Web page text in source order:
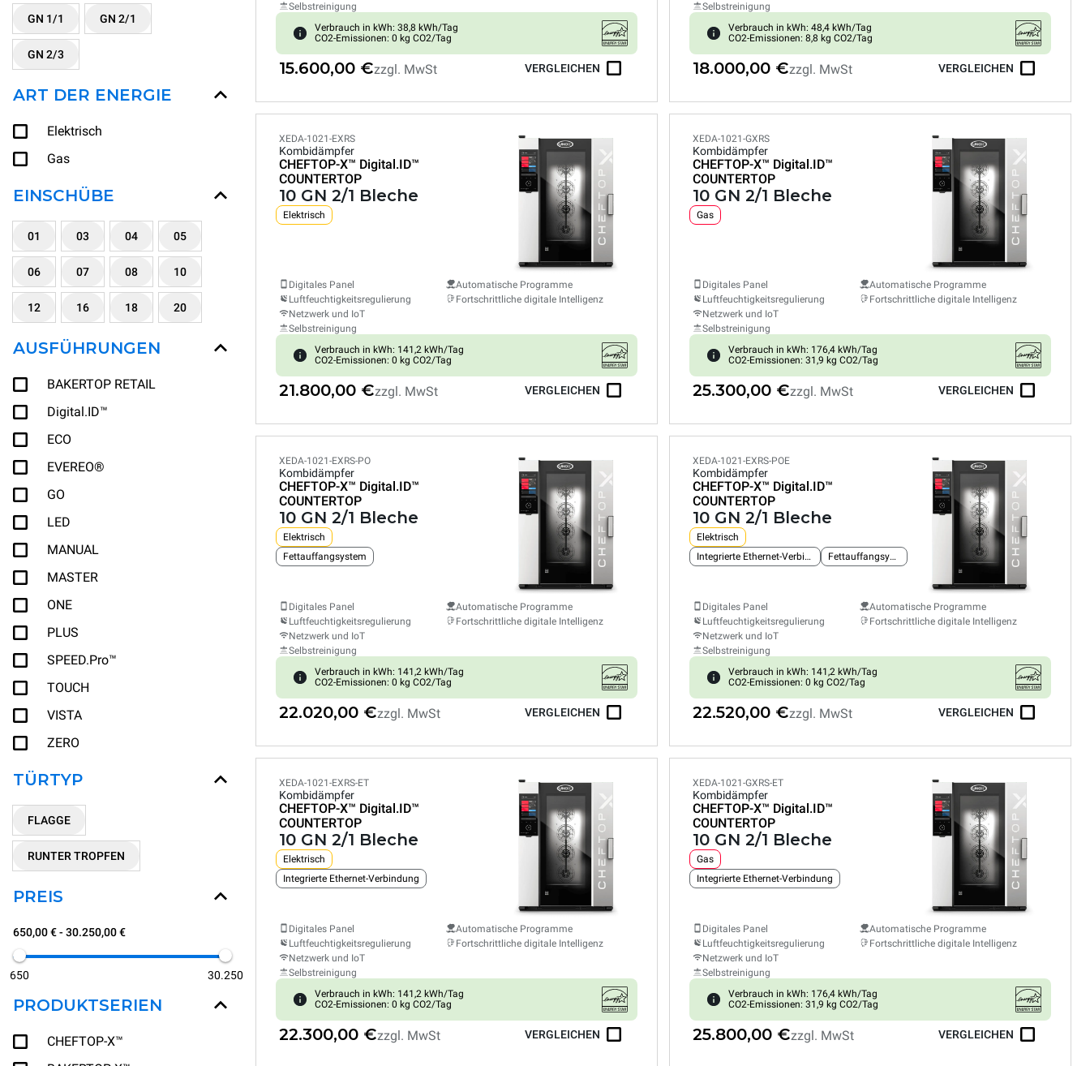
GN 1/1 GN 2/1
GN 2/3
ART DER ENERGIE
Elektrisch
Gas
EINSCHÜBE
01 03 04 05
06 07 08 10
12 16 18 20
AUSFÜHRUNGEN
BAKERTOP RETAIL
Digital.ID™
ECO
EVEREO®
GO
LED
MANUAL
MASTER
ONE
PLUS
SPEED.Pro™
TOUCH
VISTA
ZERO
TÜRTYP
FLAGGE
RUNTER TROPFEN
PREIS
650,00 € - 30.250,00 €
650 30.250
PRODUKTSERIEN
CHEFTOP-X™
Selbstreinigung
Verbrauch in kWh: 38,8 kWh/Tag
CO2-Emissionen: 0 kg CO2/Tag
15.600,00 €zzgl. MwSt VERGLEICHEN
Selbstreinigung
Verbrauch in kWh: 48,4 kWh/Tag
CO2-Emissionen: 8,8 kg CO2/Tag
18.000,00 €zzgl. MwSt VERGLEICHEN
XEDA-1021-EXRS
Kombidämpfer
CHEFTOP-X™ Digital.ID™
COUNTERTOP
10 GN 2/1 Bleche
Elektrisch
Digitales Panel
Luftfeuchtigkeitsregulierung
Netzwerk und IoT
Selbstreinigung
Automatische Programme
Fortschrittliche digitale Intelligenz
Verbrauch in kWh: 141,2 kWh/Tag
CO2-Emissionen: 0 kg CO2/Tag
21.800,00 €zzgl. MwSt VERGLEICHEN
XEDA-1021-GXRS
Kombidämpfer
CHEFTOP-X™ Digital.ID™
COUNTERTOP
10 GN 2/1 Bleche
Gas
Digitales Panel
Luftfeuchtigkeitsregulierung
Netzwerk und IoT
Selbstreinigung
Automatische Programme
Fortschrittliche digitale Intelligenz
Verbrauch in kWh: 176,4 kWh/Tag
CO2-Emissionen: 31,9 kg CO2/Tag
25.300,00 €zzgl. MwSt VERGLEICHEN
XEDA-1021-EXRS-PO
Kombidämpfer
CHEFTOP-X™ Digital.ID™
COUNTERTOP
10 GN 2/1 Bleche
Elektrisch
Fettauffangsystem
Digitales Panel
Luftfeuchtigkeitsregulierung
Netzwerk und IoT
Selbstreinigung
Automatische Programme
Fortschrittliche digitale Intelligenz
Verbrauch in kWh: 141,2 kWh/Tag
CO2-Emissionen: 0 kg CO2/Tag
22.020,00 €zzgl. MwSt VERGLEICHEN
XEDA-1021-EXRS-POE
Kombidämpfer
CHEFTOP-X™ Digital.ID™
COUNTERTOP
10 GN 2/1 Bleche
Elektrisch
Integrierte Ethernet-Verbindung
Fettauffangsystem
Digitales Panel
Luftfeuchtigkeitsregulierung
Netzwerk und IoT
Selbstreinigung
Automatische Programme
Fortschrittliche digitale Intelligenz
Verbrauch in kWh: 141,2 kWh/Tag
CO2-Emissionen: 0 kg CO2/Tag
22.520,00 €zzgl. MwSt VERGLEICHEN
XEDA-1021-EXRS-ET
Kombidämpfer
CHEFTOP-X™ Digital.ID™
COUNTERTOP
10 GN 2/1 Bleche
Elektrisch
Integrierte Ethernet-Verbindung
Digitales Panel
Luftfeuchtigkeitsregulierung
Netzwerk und IoT
Selbstreinigung
Automatische Programme
Fortschrittliche digitale Intelligenz
Verbrauch in kWh: 141,2 kWh/Tag
CO2-Emissionen: 0 kg CO2/Tag
22.300,00 €zzgl. MwSt VERGLEICHEN
XEDA-1021-GXRS-ET
Kombidämpfer
CHEFTOP-X™ Digital.ID™
COUNTERTOP
10 GN 2/1 Bleche
Gas
Integrierte Ethernet-Verbindung
Digitales Panel
Luftfeuchtigkeitsregulierung
Netzwerk und IoT
Selbstreinigung
Automatische Programme
Fortschrittliche digitale Intelligenz
Verbrauch in kWh: 176,4 kWh/Tag
CO2-Emissionen: 31,9 kg CO2/Tag
25.800,00 €zzgl. MwSt VERGLEICHEN